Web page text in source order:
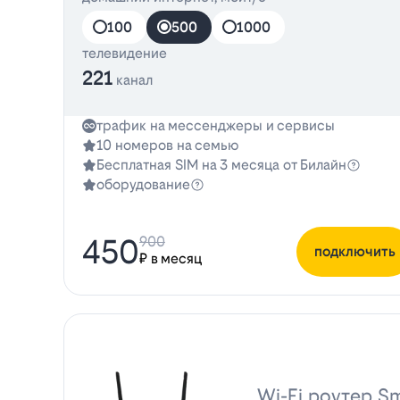
100
500
1000
телевидение
221 канал
трафик на мессенджеры и сервисы
10 номеров на семью
Бесплатная SIM на 3 месяца от Билайн
оборудование
450₽ в месяц
900
подключить